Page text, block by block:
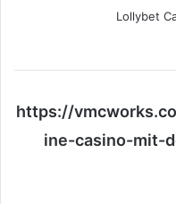
Lollybet
https://
ine-casino-mit-